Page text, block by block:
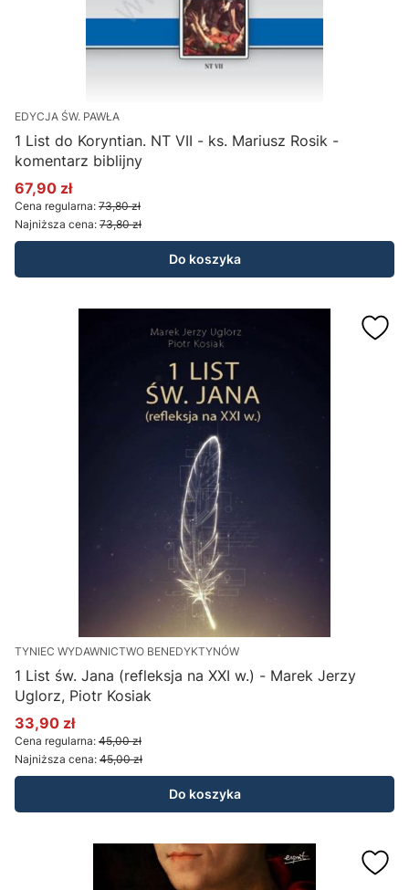
EDYCJA ŚW. PAWŁA
1 List do Koryntian. NT VII - ks. Mariusz Rosik -
komentarz biblijny
Cena promocyjna
67,90 zł
Cena regularna: 73,80 zł
Najniższa cena: 73,80 zł
Do koszyka
TYNIEC WYDAWNICTWO BENEDYKTYNÓW
1 List św. Jana (refleksja na XXI w.) - Marek Jerzy
Uglorz, Piotr Kosiak
Cena promocyjna
33,90 zł
Cena regularna: 45,00 zł
Najniższa cena: 45,00 zł
Do koszyka